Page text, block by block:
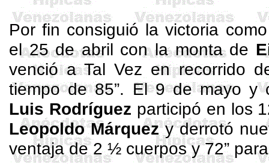
Por fin consiguió la victoria
el 25 de abril con la monta de
venció a Tal Vez en recorrido
tiempo de 85”. El 9 de mayo
Luis Rodríguez participó en los
Leopoldo Márquezy derrotó
ventaja de 2 ½ cuerpos y 72”